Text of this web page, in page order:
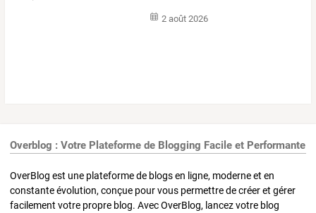
2 août 2026
Overblog : Votre Plateforme de Blogging Facile et Performante
OverBlog est une plateforme de blogs en ligne, moderne et en
constante évolution, conçue pour vous permettre de créer et gérer
facilement votre propre blog. Avec OverBlog, lancez votre blog